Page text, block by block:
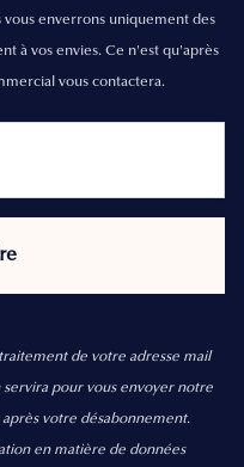
vous enverrons uniquement des
à vos envies. Ce n'est qu'après
vous contactera.
de votre adresse mail
pour vous envoyer notre
votre désabonnement.
en matière de données